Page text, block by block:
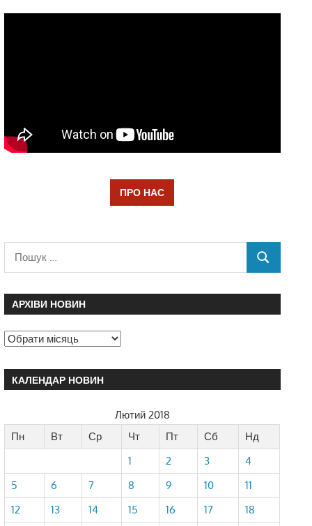
ПРО НАС
АРХІВИ НОВИН
КАЛЕНДАР НОВИН
Лютий 2018
Пн
Вт Ср Чт Пт Сб
Нд
1
2 3
4
5
6 7 8 9 10
11
12
13 14 15 16 17
18